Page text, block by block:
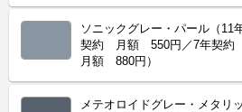
ソニックグレー・パール（
契約 月額 550円／7年契
月額 880円）
メテオロイドグレー・メタ